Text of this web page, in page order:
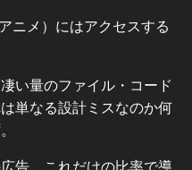
ニメ）にはアクセスする
い量のファイル・コード
単なる設計ミスなのか何
告、これだけの比率で導